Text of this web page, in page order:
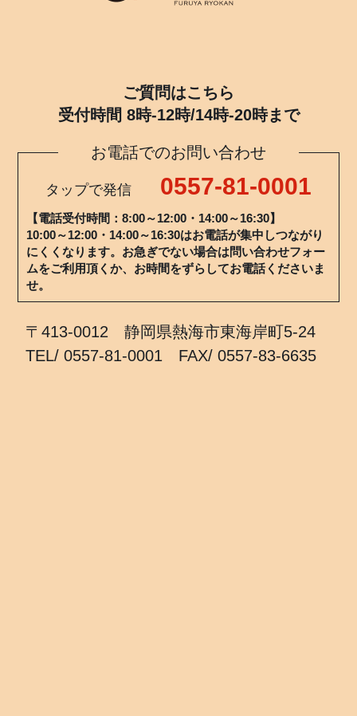
ご質問はこちら
受付時間 8時-12時/14時-20時まで
お電話でのお問い合わせ
タップで発信 0557-81-0001
【電話受付時間：8:00～12:00・14:00～16:30】
10:00～12:00・14:00～16:30はお電話が集中しつながり
にくくなります。お急ぎでない場合は問い合わせフォー
ムをご利用頂くか、お時間をずらしてお電話くださいま
せ。
〒413-0012 静岡県熱海市東海岸町5-24
TEL/ 0557-81-0001 FAX/ 0557-83-6635